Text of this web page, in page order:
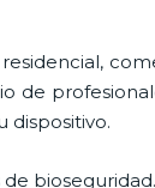
de
dispositivo.
bioseguridad.